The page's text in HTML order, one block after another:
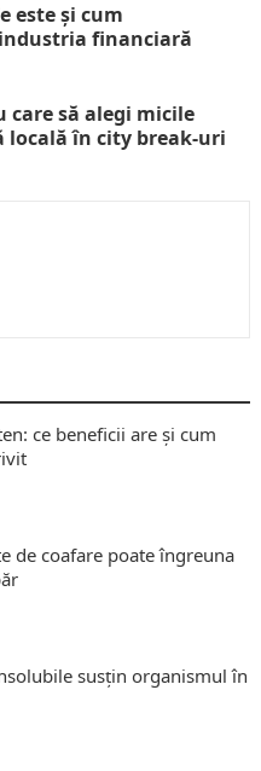
este și cum
financiară
care să alegi micile
locală în city break-uri
ce beneficii are și cum
de coafare poate îngreuna
susțin organismul în